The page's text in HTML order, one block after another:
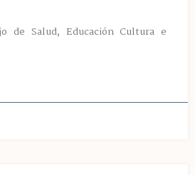
de Salud, Educación Cultura e